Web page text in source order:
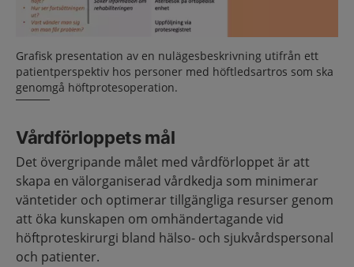
Grafisk presentation av en nulägesbeskrivning utifrån ett
patientperspektiv hos personer med höftledsartros som ska
genomgå höftprotesoperation.
Vårdförloppets mål
Det övergripande målet med vårdförloppet är att
skapa en välorganiserad vårdkedja som minimerar
väntetider och optimerar tillgängliga resurser genom
att öka kunskapen om omhändertagande vid
höftproteskirurgi bland hälso- och sjukvårdspersonal
och patienter.